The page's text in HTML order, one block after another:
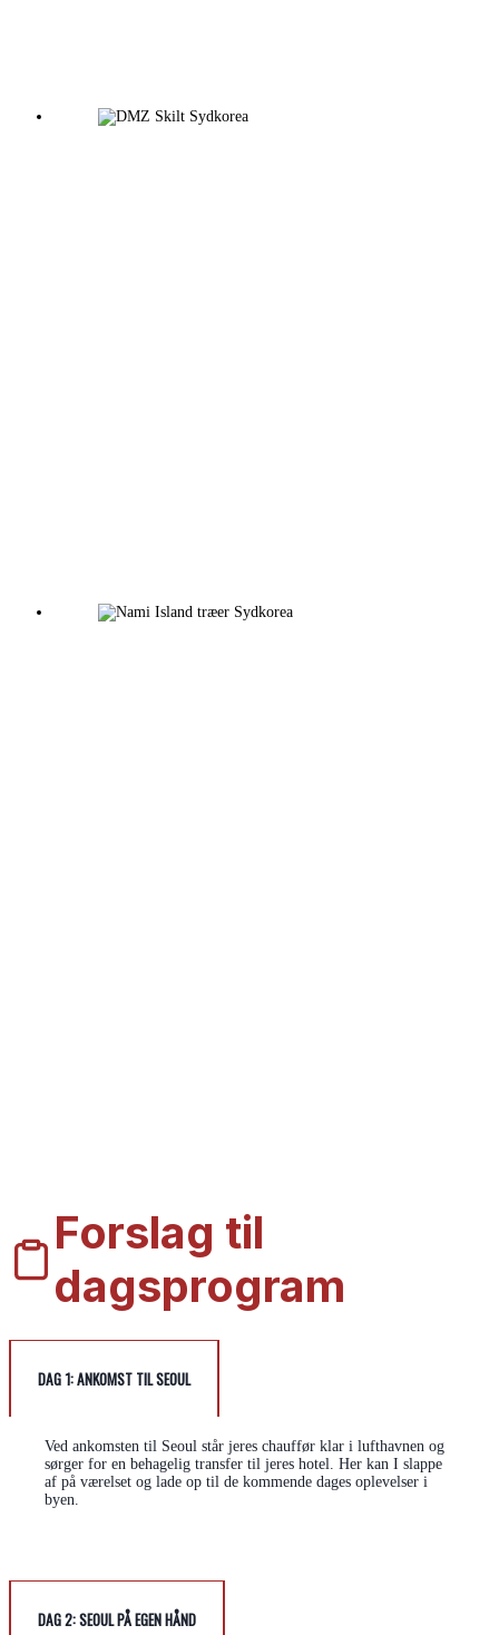
Forslag til
dagsprogram
DAG 1:ANKOMST TIL SEOUL
Ved ankomsten til Seoul står jeres chauffør klar i lufthavnen og
sørger for en behagelig transfer til jeres hotel. Her kan I slappe
af på værelset og lade op til de kommende dages oplevelser i
byen.
DAG 2:SEOUL PÅ EGEN HÅND